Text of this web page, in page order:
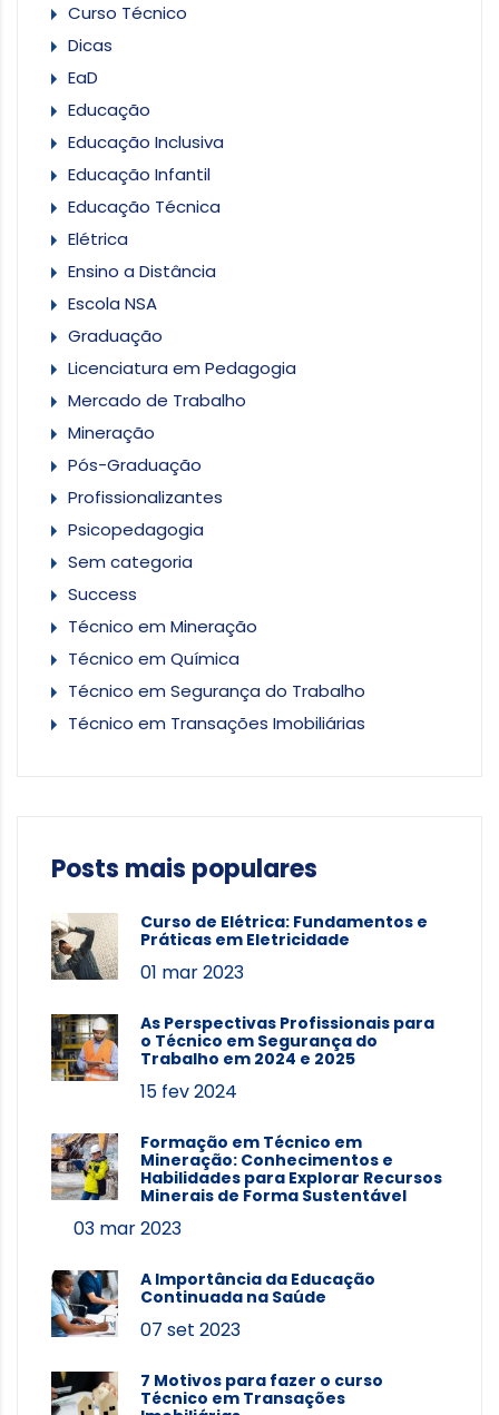
Curso Técnico
Dicas
EaD
Educação
Educação Inclusiva
Educação Infantil
Educação Técnica
Elétrica
Ensino a Distância
Escola NSA
Graduação
Licenciatura em Pedagogia
Mercado de Trabalho
Mineração
Pós-Graduação
Profissionalizantes
Psicopedagogia
Sem categoria
Success
Técnico em Mineração
Técnico em Química
Técnico em Segurança do Trabalho
Técnico em Transações Imobiliárias
Posts mais populares
Curso de Elétrica: Fundamentos e
Práticas em Eletricidade
01 mar 2023
As Perspectivas Profissionais para
o Técnico em Segurança do
Trabalho em 2024 e 2025
15 fev 2024
Formação em Técnico em
Mineração: Conhecimentos e
Habilidades para Explorar Recursos
Minerais de Forma Sustentável
03 mar 2023
A Importância da Educação
Continuada na Saúde
07 set 2023
7 Motivos para fazer o curso
Técnico em Transações